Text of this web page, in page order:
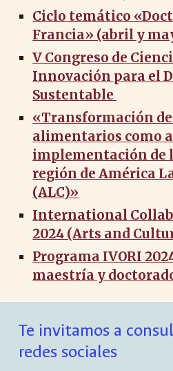
Ciclo temático
Francia» (abril y
V Congreso de
Innovación para el
Sustentable
«Transformación
alimentarios como
implementación de
región de América
(ALC)»
International
2024 (Arts and
Programa IVORI
maestría y
Te invitamos a
redes sociales